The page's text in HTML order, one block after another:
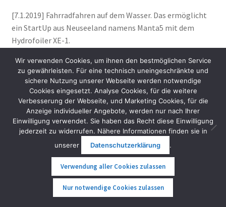
[7.1.2019] Fahrradfahren auf dem Wasser. Das ermöglicht
ein StartUp aus Neuseeland namens Manta5 mit dem
Hydrofoiler XE-1.
Motorunterstützt fliegt oder fährt man, je nach
Ansichtssache, mit bis zu 22 km/h über das Wasser. Ein
Motor mit 460 Watt hilft dabei das Gefährt überhaut auf
Wir verwenden Cookies, um ihnen den bestmöglichen Service
zu gewährleisten. Für eine technisch uneingeschränkte und
sichere Nutzung unserer Webseite werden notwendige
Cookies eingesetzt. Analyse Cookies, für die weitere
Verbesserung der Webseite, und Marketing Cookies, für die
Anzeige individueller Angebote, werden nur nach Ihrer
Einwilligung verwendet. Sie haben das Recht diese Einwilligung
jederzeit zu widerrufen. Nähere Informationen finden sie in
unserer
Datenschutzerklärung .
Verwendung aller Cookies zulassen
Nur notwendige Cookies zulassen